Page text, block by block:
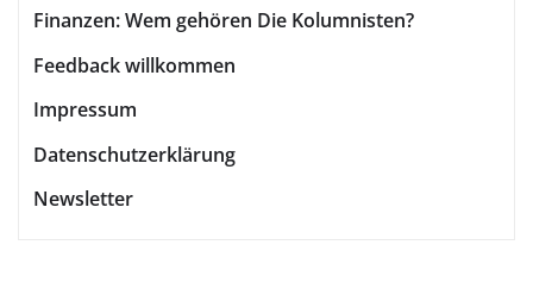
Finanzen: Wem gehören Die Kolumnisten?
Feedback willkommen
Impressum
Datenschutzerklärung
Newsletter